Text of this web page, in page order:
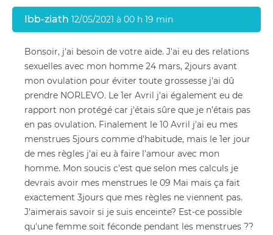
Ibb-ziath 12/05/2021 à 00 h 19 min
Bonsoir, j'ai besoin de votre aide. J'ai eu des relations
sexuelles avec mon homme 24 mars, 2jours avant
mon ovulation pour éviter toute grossesse j'ai dû
prendre NORLEVO. Le 1er Avril j'ai également eu de
rapport non protégé car j'étais sûre que je n'étais pas
en pas ovulation. Finalement le 10 Avril j'ai eu mes
menstrues 5jours comme d'habitude, mais le 1er jour
de mes règles j'ai eu à faire l'amour avec mon
homme. Mon soucis c'est que selon mes calculs je
devrais avoir mes menstrues le 09 Mai mais ça fait
exactement 3jours que mes règles ne viennent pas.
J'aimerais savoir si je suis enceinte? Est-ce possible
qu'une femme soit féconde pendant les menstrues ??